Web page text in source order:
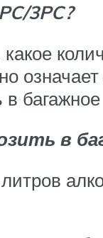
3PC?
в